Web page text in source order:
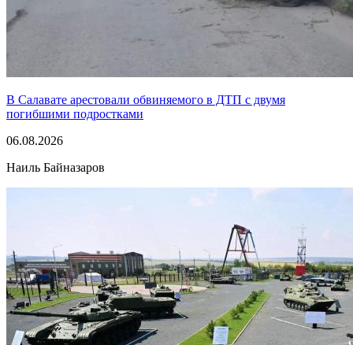
В Салавате арестовали обвиняемого в ДТП с двумя
погибшими подростками
06.08.2026
Наиль Байназаров